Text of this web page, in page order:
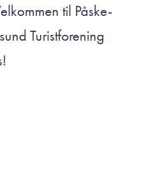
til Påske-
Turistforening